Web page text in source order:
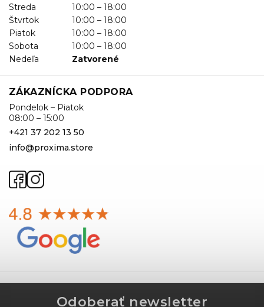
Streda
10:00 – 18:00
Štvrtok
10:00 – 18:00
Piatok
10:00 – 18:00
Sobota
10:00 – 18:00
Nedeľa
Zatvorené
ZÁKAZNÍCKA PODPORA
Pondelok – Piatok
08:00 – 15:00
+421 37 202 13 50
info@proxima.store
Odoberať newsletter